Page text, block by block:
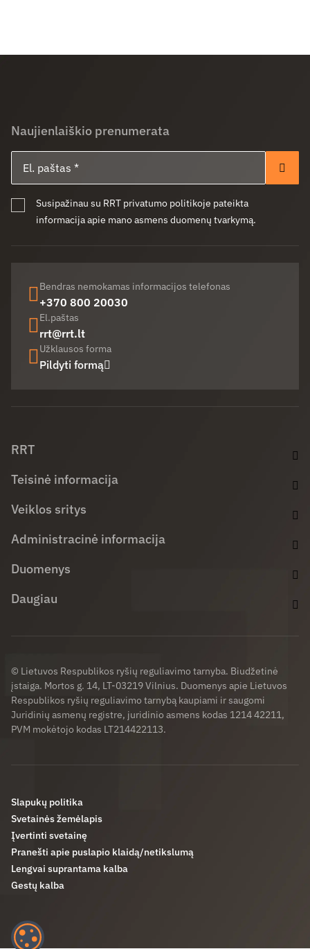
Naujienlaiškio prenumerata
Susipažinau su RRT privatumo politikoje pateikta
informacija apie mano asmens duomenų tvarkymą.
Bendras nemokamas informacijos telefonas
+370 800 20030
El.paštas
rrt@rrt.lt
Užklausos forma
Pildyti formą
RRT
Teisinė informacija
Veiklos sritys
Administracinė informacija
Duomenys
Daugiau
© Lietuvos Respublikos ryšių reguliavimo tarnyba. Biudžetinė
įstaiga. Mortos g. 14, LT-03219 Vilnius. Duomenys apie Lietuvos
Respublikos ryšių reguliavimo tarnybą kaupiami ir saugomi
Juridinių asmenų registre, juridinio asmens kodas 1214 42211,
PVM mokėtojo kodas LT214422113.
Slapukų politika
Svetainės žemėlapis
Įvertinti svetainę
Pranešti apie puslapio klaidą/netikslumą
Lengvai suprantama kalba
Gestų kalba